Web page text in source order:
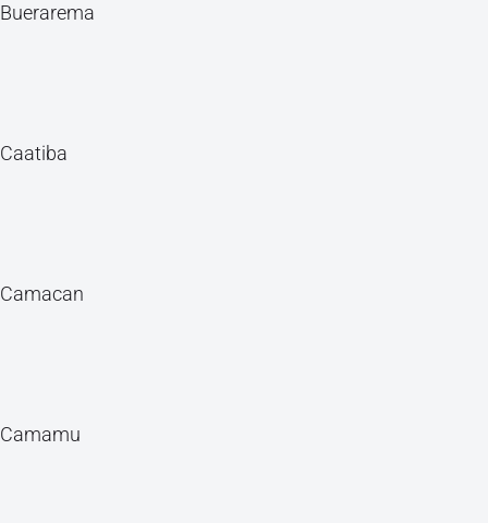
Buerarema
Caatiba
Camacan
Camamu